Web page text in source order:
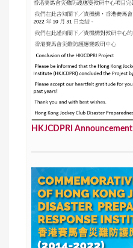
HKJCDPRI Announcement